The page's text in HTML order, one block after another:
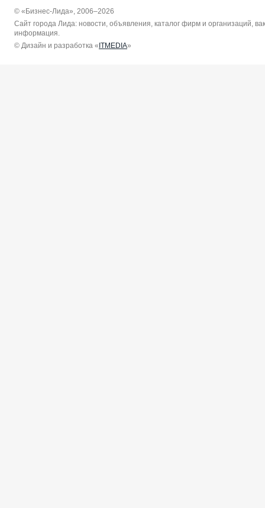
© «Бизнес-Лида», 2006–2026
Сайт города Лида: новости, объявления, каталог фирм и организаций,
информация.
© Дизайн и разработка « ITMEDIA»